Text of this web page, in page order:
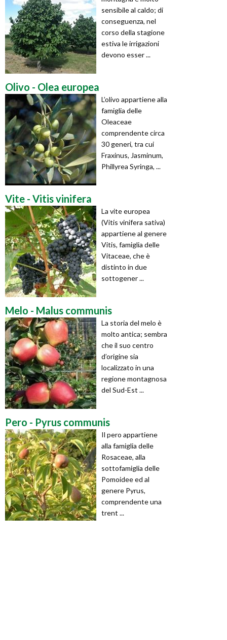
sensibile al caldo; di
conseguenza, nel
corso della stagione
estiva le irrigazioni
devono esser ...
Olivo - Olea europea
L’olivo appartiene alla
famiglia delle
Oleaceae
comprendente circa
30 generi, tra cui
Fraxinus, Jasminum,
Phillyrea Syringa, ...
Vite - Vitis vinifera
La vite europea
(Vitis vinifera sativa)
appartiene al genere
Vitis, famiglia delle
Vitaceae, che è
distinto in due
sottogener ...
Melo - Malus communis
La storia del melo è
molto antica; sembra
che il suo centro
d’origine sia
localizzato in una
regione montagnosa
del Sud-Est ...
Pero - Pyrus communis
Il pero appartiene
alla famiglia delle
Rosaceae, alla
sottofamiglia delle
Pomoidee ed al
genere Pyrus,
comprendente una
trent ...